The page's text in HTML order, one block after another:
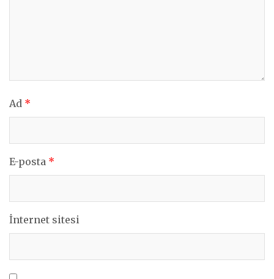
Ad *
E-posta *
İnternet sitesi